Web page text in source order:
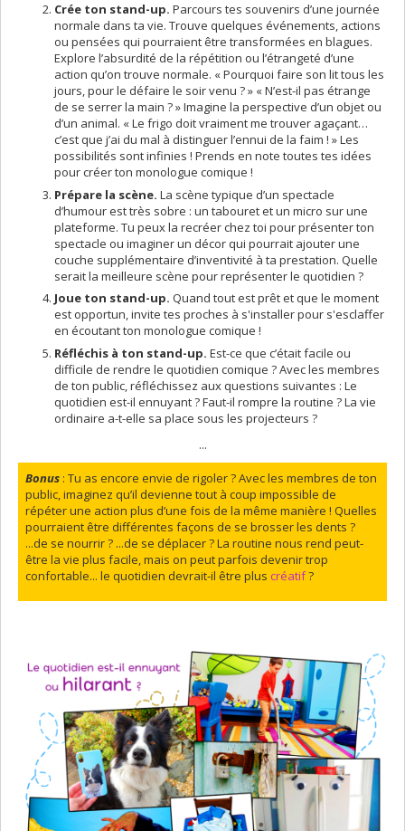
Crée ton stand-up. Parcours tes souvenirs d’une journée
normale dans ta vie. Trouve quelques événements, actions
ou pensées qui pourraient être transformées en blagues.
Explore l’absurdité de la répétition ou l’étrangeté d’une
action qu’on trouve normale. « Pourquoi faire son lit tous les
jours, pour le défaire le soir venu ? » « N’est-il pas étrange
de se serrer la main ? » Imagine la perspective d’un objet ou
d’un animal. « Le frigo doit vraiment me trouver agaçant…
c’est que j’ai du mal à distinguer l’ennui de la faim ! » Les
possibilités sont infinies ! Prends en note toutes tes idées
pour créer ton monologue comique !
Prépare la scène. La scène typique d’un spectacle
d’humour est très sobre : un tabouret et un micro sur une
plateforme. Tu peux la recréer chez toi pour présenter ton
spectacle ou imaginer un décor qui pourrait ajouter une
couche supplémentaire d’inventivité à ta prestation. Quelle
serait la meilleure scène pour représenter le quotidien ?
Joue ton stand-up. Quand tout est prêt et que le moment
est opportun, invite tes proches à s'installer pour s'esclaffer
en écoutant ton monologue comique !
Réfléchis à ton stand-up. Est-ce que c’était facile ou
difficile de rendre le quotidien comique ? Avec les membres
de ton public, réfléchissez aux questions suivantes : Le
quotidien est-il ennuyant ? Faut-il rompre la routine ? La vie
ordinaire a-t-elle sa place sous les projecteurs ?
...
Bonus : Tu as encore envie de rigoler ? Avec les membres de ton
public, imaginez qu’il devienne tout à coup impossible de
répéter une action plus d’une fois de la même manière ! Quelles
pourraient être différentes façons de se brosser les dents ?
...de se nourrir ? ...de se déplacer ? La routine nous rend peut-
être la vie plus facile, mais on peut parfois devenir trop
confortable... le quotidien devrait-il être plus créatif?